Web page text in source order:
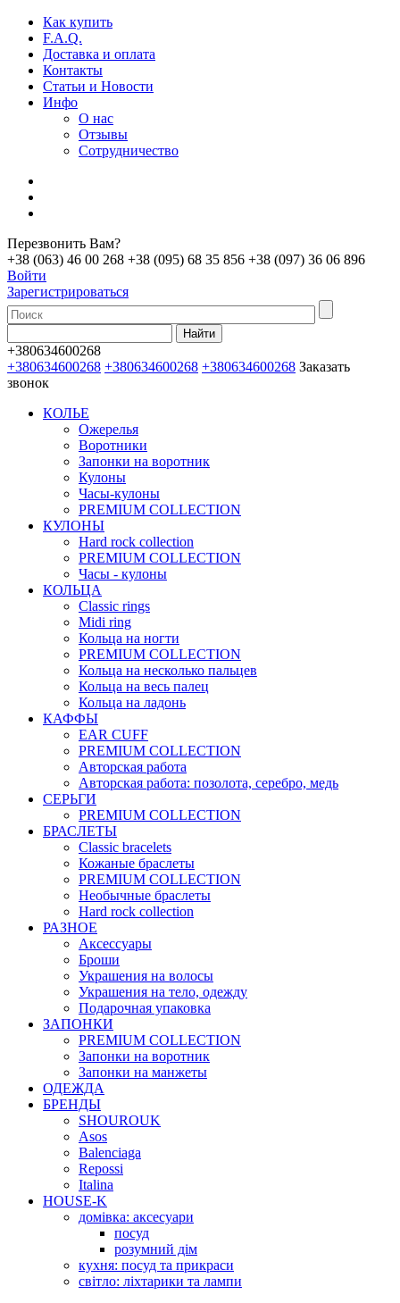
Как купить
F.A.Q.
Доставка и оплата
Контакты
Статьи и Новости
Инфо
О нас
Отзывы
Сотрудничество
Перезвонить Вам?
+38 (063) 46 00 268 +38 (095) 68 35 856 +38 (097) 36 06 896
Войти
Зарегистрироваться
+380634600268
+380634600268 +380634600268 +380634600268 Заказать
звонок
КОЛЬЕ
Ожерелья
Воротники
Запонки на воротник
Кулоны
Часы-кулоны
PREMIUM COLLECTION
КУЛОНЫ
Hard rock collection
PREMIUM COLLECTION
Часы - кулоны
КОЛЬЦА
Classic rings
Midi ring
Кольца на ногти
PREMIUM COLLECTION
Кольца на несколько пальцев
Кольца на весь палец
Кольца на ладонь
КАФФЫ
EAR CUFF
PREMIUM COLLECTION
Авторская работа
Авторская работа: позолота, серебро, медь
СЕРЬГИ
PREMIUM COLLECTION
БРАСЛЕТЫ
Classic bracelets
Кожаные браслеты
PREMIUM COLLECTION
Необычные браслеты
Hard rock collection
РАЗНОЕ
Аксессуары
Броши
Украшения на волосы
Украшения на тело, одежду
Подарочная упаковка
ЗАПОНКИ
PREMIUM COLLECTION
Запонки на воротник
Запонки на манжеты
ОДЕЖДА
БРЕНДЫ
SHOUROUK
Asos
Balenciaga
Repossi
Italina
HOUSE-K
домівка: аксесуари
посуд
розумний дім
кухня: посуд та прикраси
світло: ліхтарики та лампи